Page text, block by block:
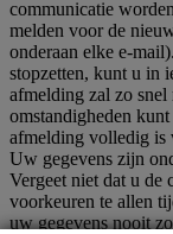
communicatie
melden voor de
onderaan elke e-
stopzetten, kunt u in
afmelding zal zo
omstandigheden
afmelding volledig is
Uw gegevens zijn
Vergeet niet dat u de
voorkeuren te allen
uw gegevens nooit